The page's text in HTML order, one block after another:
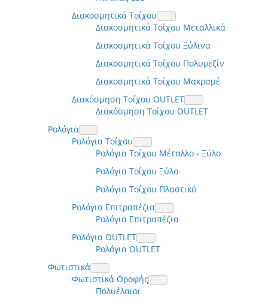
Διακοσμητικά Τοίχου
Διακοσμητικά Τοίχου Μεταλλικά
Διακοσμητικά Τοίχου Ξύλινα
Διακοσμητικά Τοίχου Πολυρεζίν
Διακοσμητικά Τοίχου Μακραμέ
Διακόσμηση Τοίχου OUTLET
Διακόσμηση Τοίχου OUTLET
Ρολόγια
Ρολόγια Τοίχου
Ρολόγια Τοίχου Μέταλλο - Ξύλο
Ρολόγια Τοίχου Ξύλο
Ρολόγια Τοίχου Πλαστικό
Ρολόγια Επιτραπέζια
Ρολόγια Επιτραπέζια
Ρολόγια OUTLET
Ρολόγια OUTLET
Φωτιστικά
Φωτιστικά Οροφής
Πολυέλαιοι